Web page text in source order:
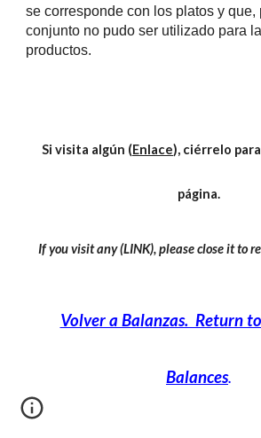
se corresponde con los platos y que,
conjunto no pudo ser utilizado para
productos.
Si visita algún (Enlace), ciérrelo
página.
If you visit any (LINK), please close it to
Volver a Balanzas. Return
Balances.